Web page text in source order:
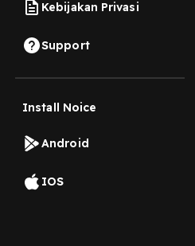
Kebijakan Privasi
Support
Install Noice
Android
IOS